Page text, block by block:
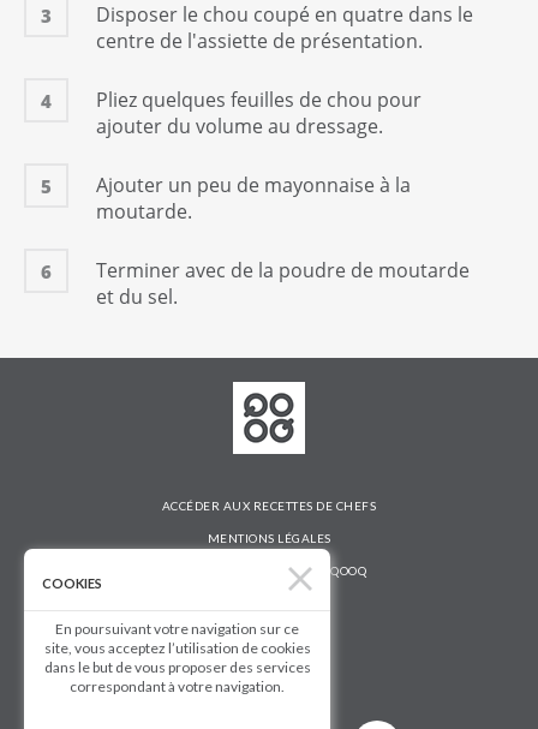
3
Disposer le chou coupé en quatre dans le
centre de l'assiette de présentation.
4
Pliez quelques feuilles de chou pour
ajouter du volume au dressage.
5
Ajouter un peu de mayonnaise à la
moutarde.
6
Terminer avec de la poudre de moutarde
et du sel.
ACCÉDER AUX RECETTES DE CHEFS
MENTIONS LÉGALES
DÉCOUVRIR LA TABLETTE QOOQ
QOOQ BUSINESS
Suivez-nous
COOKIES
En poursuivant votre navigation sur ce
site, vous acceptez l’utilisation de cookies
dans le but de vous proposer des services
correspondant à votre navigation.